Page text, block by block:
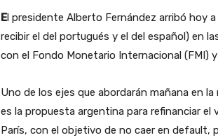
E l presidente Alberto Fernández arribó hoy
recibir el del portugués y el del español) en
con el Fondo Monetario Internacional (FMI) y
Uno de los ejes que abordarán mañana en
es la propuesta argentina para refinanciar el
París, con el objetivo de no caer en